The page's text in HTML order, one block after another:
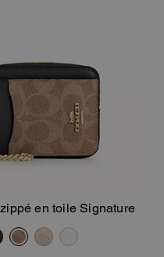
Au Panier
en toile Signature